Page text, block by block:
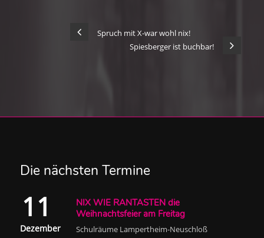
Spruch mit X-war wohl nix!
Spiesberger ist buchbar!
Die nächsten Termine
11
Dezember
NIX WIE RANTASTEN die
Weihnachtsfeier am Freitag
Schulräume Lampertheim-Neuschloß